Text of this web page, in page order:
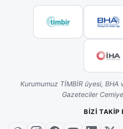
Kurumumuz TİMBİR üyesi, BHA
Gazeteciler
BIZI TAKIP